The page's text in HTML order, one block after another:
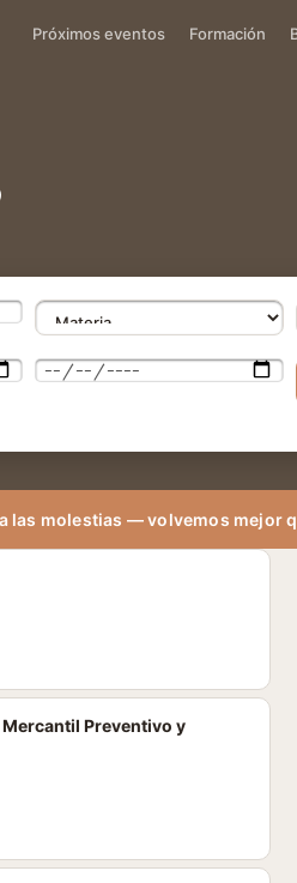
Próximos eventos Formación
las molestias — volvemos mejor
Preventivo y